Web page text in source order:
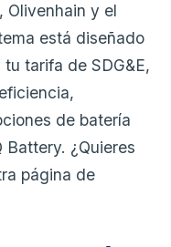
Olivenhain y el
está diseñado
tarifa de SDG&E,
de batería
Battery. ¿Quieres
página de